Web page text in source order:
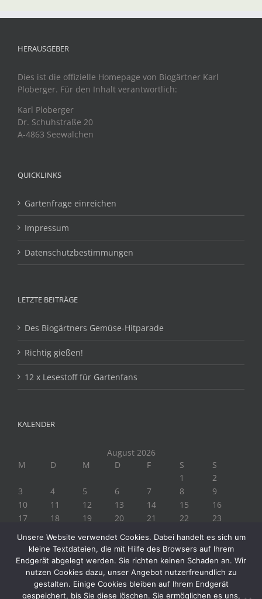
HERAUSGEBER
Dies ist die offizielle Homepage von Biogärtner Karl
Ploberger. Für den Inhalt verantwortlich:
Karl Ploberger
Dr. Schuhstraße 20
A-4863 Seewalchen
QUICKLINKS
Gartenfrage einreichen
Impressum
Datenschutzbestimmungen
LETZTE BEITRÄGE
Des Biogärtners Gemüse-Hitparade
Richtig gießen!
12 x Lesestoff für Gartenfans
KALENDER
August 2026
M
D M D F S
S
1
2
3
4 5 6 7 8
9
10
11 12 13 14 15
16
17
18 19 20 21 22
23
« Juli
Unsere Website verwendet Cookies. Dabei handelt es sich um
kleine Textdateien, die mit Hilfe des Browsers auf Ihrem
Endgerät abgelegt werden. Sie richten keinen Schaden an. Wir
nutzen Cookies dazu, unser Angebot nutzerfreundlich zu
gestalten. Einige Cookies bleiben auf Ihrem Endgerät
gespeichert, bis Sie diese löschen. Sie ermöglichen es uns,